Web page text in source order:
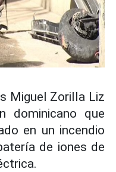
Miguel Zorilla Liz
dominicano que
en un incendio
de iones de